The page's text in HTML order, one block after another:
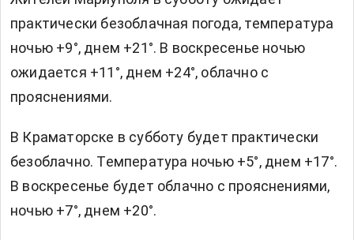
практически безоблачная погода, температура
ночью +9°, днем +21°. В воскресенье ночью
ожидается +11°, днем +24°, облачно с
прояснениями.
В Краматорске в субботу будет практически
безоблачно. Температура ночью +5°, днем +17°.
В воскресенье будет облачно с прояснениями,
ночью +7°, днем +20°.